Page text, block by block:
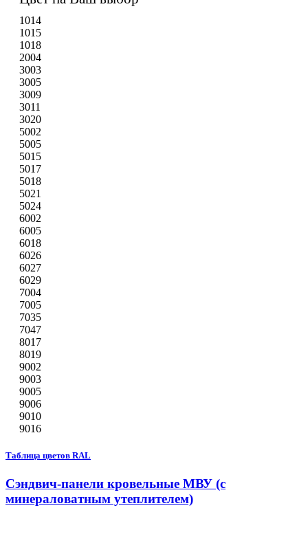
1014
1015
1018
2004
3003
3005
3009
3011
3020
5002
5005
5015
5017
5018
5021
5024
6002
6005
6018
6026
6027
6029
7004
7005
7035
7047
8017
8019
9002
9003
9005
9006
9010
9016
Таблица цветов RAL
Сэндвич-панели кровельные МВУ (с
минераловатным утеплителем)